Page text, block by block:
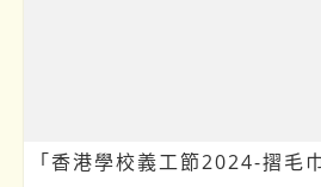
「香港學校義工節2024-摺毛